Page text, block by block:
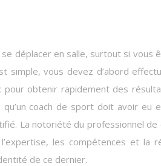
déplacer en salle, surtout si vous
simple, vous devez d’abord
obtenir rapidement des
coach de sport doit avoir eu
La notoriété du professionnel de
les compétences et la
de ce dernier.